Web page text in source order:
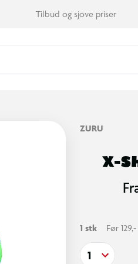
Tilbud og sjove priser
ZURU
X-
1 stk Før 129,-
1